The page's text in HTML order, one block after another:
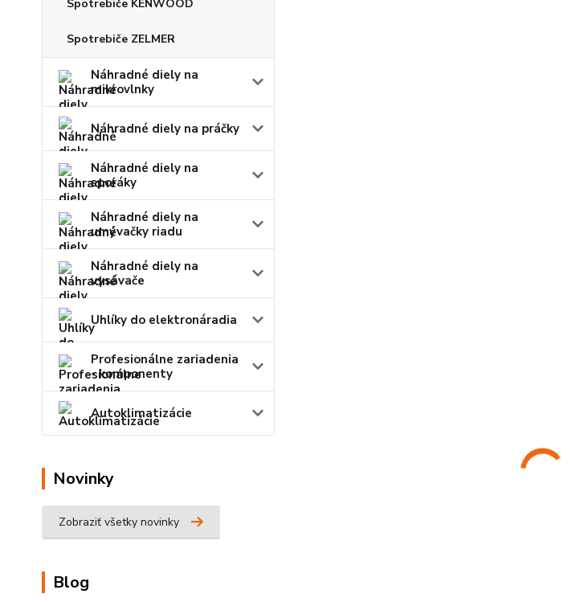
Spotrebiče KENWOOD
Spotrebiče ZELMER
Náhradné diely na
mikrovlnky
Náhradné diely na práčky
Náhradné diely na
sporáky
Náhradné diely na
umývačky riadu
Náhradné diely na
vysávače
Uhlíky do elektronáradia
Profesionálne zariadenia
- komponenty
Autoklimatizácie
Novinky
Zobraziť všetky novinky
Blog